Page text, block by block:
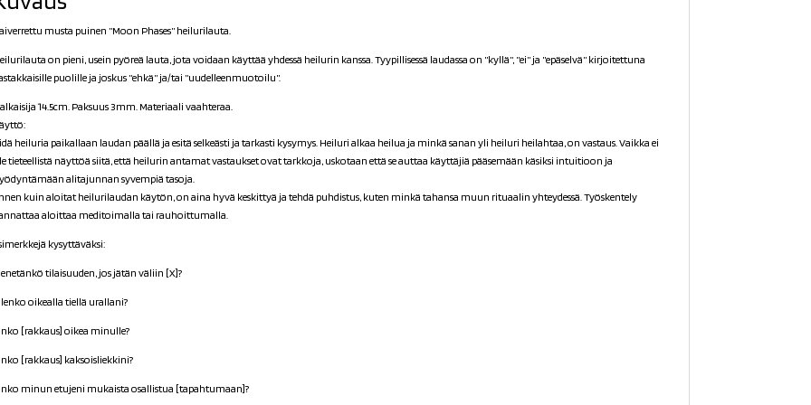
musta puinen ”Moon Phases” heilurilauta.
on pieni, usein pyöreä lauta, jota voidaan käyttää yhdessä heilurin kanssa. Tyypillisessä laudassa on ”kyllä”, ”ei” ja ”epäselvä” kirjoitettuna
puolille ja joskus ”ehkä” ja/tai ”uudelleenmuotoilu”.
14.5cm. Paksuus 3mm. Materiaali vaahteraa.
heiluria paikallaan laudan päällä ja esitä selkeästi ja tarkasti kysymys. Heiluri alkaa heilua ja minkä sanan yli heiluri heilahtaa, on vastaus. Vaikka ei
tieteellistä näyttöä siitä, että heilurin antamat vastaukset ovat tarkkoja, uskotaan että se auttaa käyttäjiä pääsemään käsiksi intuitioon ja
alitajunnan syvempiä tasoja.
kuin aloitat heilurilaudan käytön, on aina hyvä keskittyä ja tehdä puhdistus, kuten minkä tahansa muun rituaalin yhteydessä. Työskentely
aloittaa meditoimalla tai rauhoittumalla.
kysyttäväksi:
tilaisuuden, jos jätän väliin [X]?
oikealla tiellä urallani?
[rakkaus] oikea minulle?
[rakkaus] kaksoisliekkini?
minun etujeni mukaista osallistua [tapahtumaan]?